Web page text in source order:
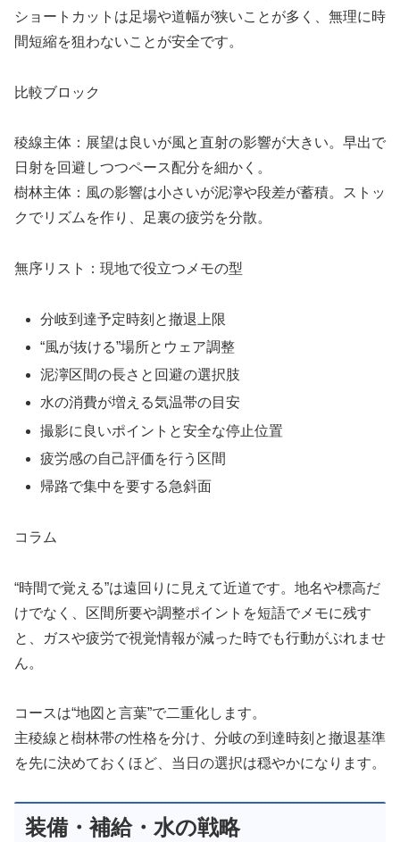
ショートカットは足場や道幅が狭いことが多く、無理に時
間短縮を狙わないことが安全です。
比較ブロック
稜線主体：展望は良いが風と直射の影響が大きい。早出で
日射を回避しつつペース配分を細かく。
樹林主体：風の影響は小さいが泥濘や段差が蓄積。ストッ
クでリズムを作り、足裏の疲労を分散。
無序リスト：現地で役立つメモの型
分岐到達予定時刻と撤退上限
“風が抜ける”場所とウェア調整
泥濘区間の長さと回避の選択肢
水の消費が増える気温帯の目安
撮影に良いポイントと安全な停止位置
疲労感の自己評価を行う区間
帰路で集中を要する急斜面
コラム
“時間で覚える”は遠回りに見えて近道です。地名や標高だ
けでなく、区間所要や調整ポイントを短語でメモに残す
と、ガスや疲労で視覚情報が減った時でも行動がぶれませ
ん。
コースは“地図と言葉”で二重化します。
主稜線と樹林帯の性格を分け、分岐の到達時刻と撤退基準
を先に決めておくほど、当日の選択は穏やかになります。
装備・補給・水の戦略